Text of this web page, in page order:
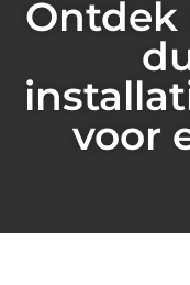
Ontdek
voor